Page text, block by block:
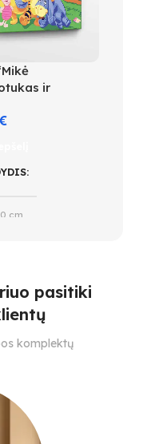
ir
€
cm
KIEKIS
pasitiki
komplektų